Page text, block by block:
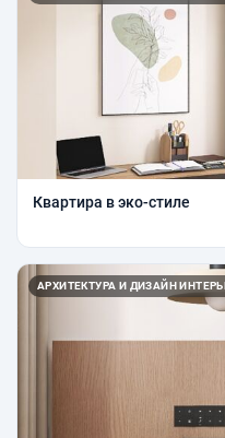
Квартира в эко-стиле
АРХИТЕКТУРА И ДИЗАЙН